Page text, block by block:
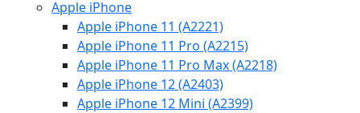
Apple iPhone
Apple iPhone 11 (A2221)
Apple iPhone 11 Pro (A2215)
Apple iPhone 11 Pro Max (A2218)
Apple iPhone 12 (A2403)
Apple iPhone 12 Mini (A2399)